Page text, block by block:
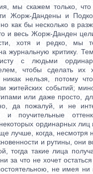
скажем только, что в
Жорж-Дандены и
как бы несколько в
и весь Жорж-Данден
хотя и редко, мы
журнальную критику.
с людьми
чтобы сделать их
нельзя, потому
житейских событий;
или даже просто,
да пожалуй, и не
и поучительные
ординарных лиц
лучше, когда, несмотря
и рутины, они
тогда такие лица
за что не хочет
не имея